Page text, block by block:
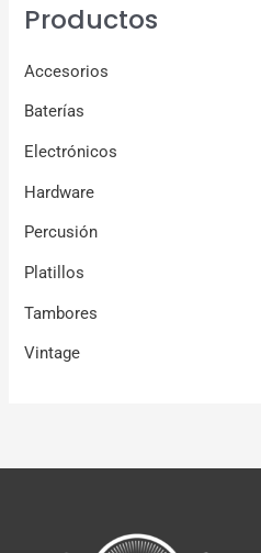
Productos
Accesorios
Baterías
Electrónicos
Hardware
Percusión
Platillos
Tambores
Vintage